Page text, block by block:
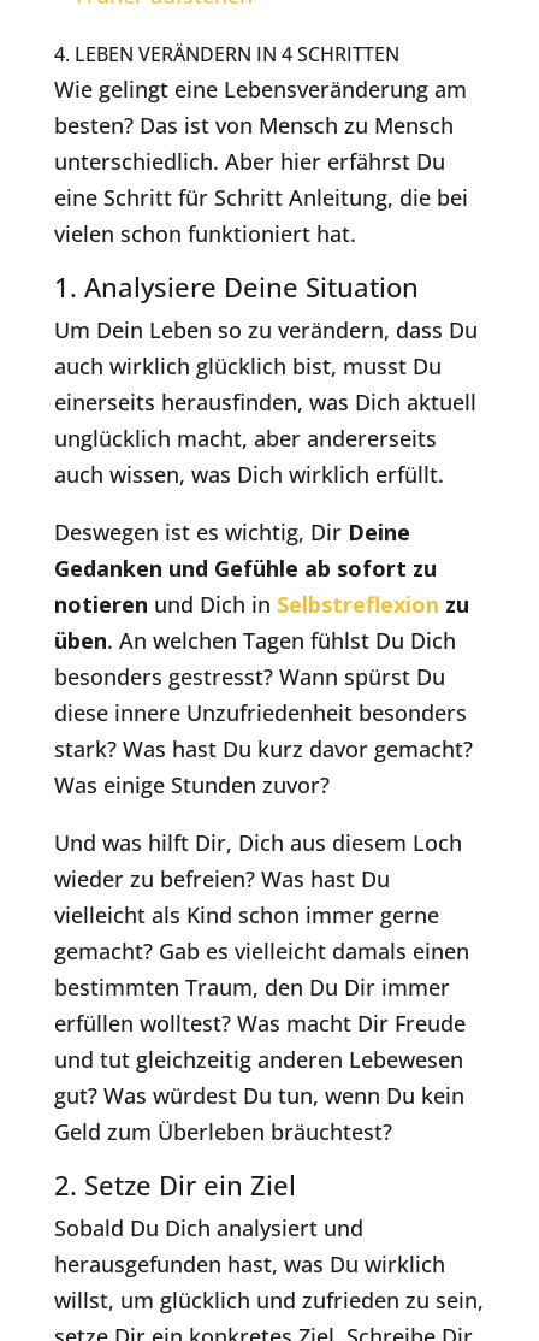
4. LEBEN VERÄNDERN IN 4 SCHRITTEN
Wie gelingt eine Lebensveränderung am
besten? Das ist von Mensch zu Mensch
unterschiedlich. Aber hier erfährst Du
eine Schritt für Schritt Anleitung, die bei
vielen schon funktioniert hat.
1. Analysiere Deine Situation
Um Dein Leben so zu verändern, dass Du
auch wirklich glücklich bist, musst Du
einerseits herausfinden, was Dich aktuell
unglücklich macht, aber andererseits
auch wissen, was Dich wirklich erfüllt.
Deswegen ist es wichtig, Dir Deine
Gedanken und Gefühle ab sofort zu
notieren und Dich in Selbstreflexion zu
üben. An welchen Tagen fühlst Du Dich
besonders gestresst? Wann spürst Du
diese innere Unzufriedenheit besonders
stark? Was hast Du kurz davor gemacht?
Was einige Stunden zuvor?
Und was hilft Dir, Dich aus diesem Loch
wieder zu befreien? Was hast Du
vielleicht als Kind schon immer gerne
gemacht? Gab es vielleicht damals einen
bestimmten Traum, den Du Dir immer
erfüllen wolltest? Was macht Dir Freude
und tut gleichzeitig anderen Lebewesen
gut? Was würdest Du tun, wenn Du kein
Geld zum Überleben bräuchtest?
2. Setze Dir ein Ziel
Sobald Du Dich analysiert und
herausgefunden hast, was Du wirklich
willst, um glücklich und zufrieden zu sein,